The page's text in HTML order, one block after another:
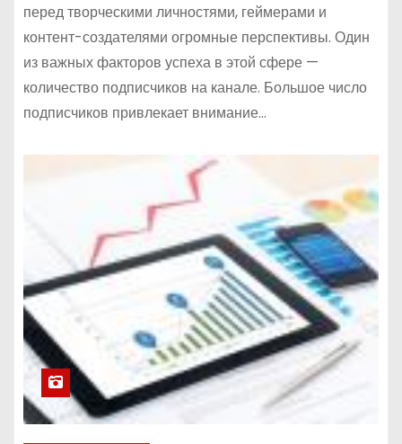
перед творческими личностями, геймерами и
контент-создателями огромные перспективы. Один
из важных факторов успеха в этой сфере —
количество подписчиков на канале. Большое число
подписчиков привлекает внимание…